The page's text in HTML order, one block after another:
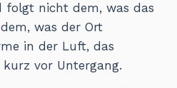
folgt nicht dem, was das
was der Ort
in der Luft, das
vor Untergang.